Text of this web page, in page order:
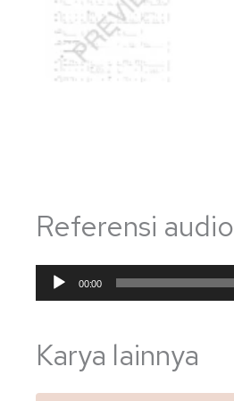
Referensi audio
Pemutar
Audio
00:00
Karya lainnya